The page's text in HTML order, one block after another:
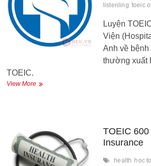
listenling toeic
Luyện
Viện
Anh về bệnh
thường xuất
TOEIC.
View MoreTOEIC
Hospitals
TOEIC
Insurance
health hoc